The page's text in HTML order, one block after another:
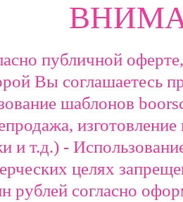
публичной
Вы соглашаетесь
шаблонов
и т.д.) -
целях
рублей согласно